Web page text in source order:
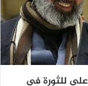
للثورة في